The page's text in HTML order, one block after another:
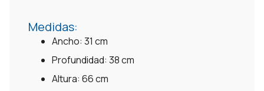
Medidas:
Ancho: 31 cm
Profundidad: 38 cm
Altura: 66 cm